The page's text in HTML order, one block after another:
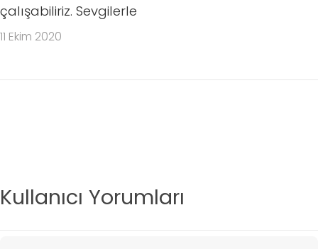
çalışabiliriz. Sevgilerle
11 Ekim 2020
Kullanıcı Yorumları